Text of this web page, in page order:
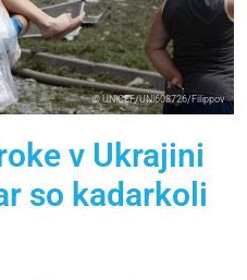
© UNICEF/UNI608726/Filippov
v Ukrajini
so kadarkoli